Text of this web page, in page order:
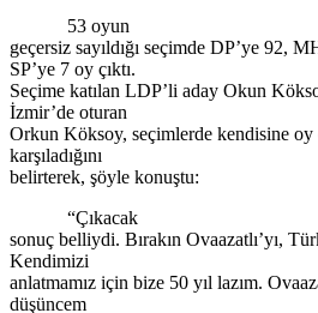
53 oyun
geçersiz sayıldığı seçimde DP’ye 92,
SP’ye 7 oy çıktı.
Seçime katılan LDP’li aday Okun
İzmir’de oturan
Orkun Köksoy, seçimlerde kendisine oy
karşıladığını
belirterek, şöyle konuştu:
“Çıkacak
sonuç belliydi. Bırakın Ovaazatlı’yı,
Kendimizi
anlatmamız için bize 50 yıl lazım.
düşüncem